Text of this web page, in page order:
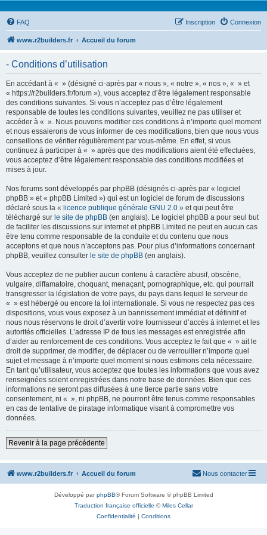
FAQ Connexion
Inscription
www.r2builders.fr Accueil du forum
- Conditions d’utilisation
En accédant à « » (désigné ci-après par « nous », « notre », « nos », « » et
« https://r2builders.fr/forum »), vous acceptez d’être légalement responsable
des conditions suivantes. Si vous n’acceptez pas d’être légalement
responsable de toutes les conditions suivantes, veuillez ne pas utiliser et
accéder à « ». Nous pouvons modifier ces conditions à n’importe quel moment
et nous essaierons de vous informer de ces modifications, bien que nous vous
conseillons de vérifier régulièrement par vous-même. En effet, si vous
continuez à participer à « » après que des modifications aient été effectuées,
vous acceptez d’être légalement responsable des conditions modifiées et
mises à jour.
Nos forums sont développés par phpBB (désignés ci-après par « logiciel
phpBB » et « phpBB Limited ») qui est un logiciel de forum de discussions
déclaré sous la « licence publique générale GNU 2.0 » et qui peut être
téléchargé sur le site de phpBB (en anglais). Le logiciel phpBB a pour seul but
de faciliter les discussions sur internet et phpBB Limited ne peut en aucun cas
être tenu comme responsable de la conduite et du contenu que nous
acceptons et que nous n’acceptons pas. Pour plus d’informations concernant
phpBB, veuillez consulter le site de phpBB (en anglais).
Vous acceptez de ne publier aucun contenu à caractère abusif, obscène,
vulgaire, diffamatoire, choquant, menaçant, pornographique, etc. qui pourrait
transgresser la législation de votre pays, du pays dans lequel le serveur de
« » est hébergé ou encore la loi internationale. Si vous ne respectez pas ces
dispositions, vous vous exposez à un bannissement immédiat et définitif et
nous nous réservons le droit d’avertir votre fournisseur d’accès à internet et les
autorités officielles. L’adresse IP de tous les messages est enregistrée afin
d’aider au renforcement de ces conditions. Vous acceptez le fait que « » ait le
droit de supprimer, de modifier, de déplacer ou de verrouiller n’importe quel
sujet et message à n’importe quel moment si nous estimons cela nécessaire.
En tant qu’utilisateur, vous acceptez que toutes les informations que vous avez
renseignées soient enregistrées dans notre base de données. Bien que ces
informations ne seront pas diffusées à une tierce partie sans votre
consentement, ni « », ni phpBB, ne pourront être tenus comme responsables
en cas de tentative de piratage informatique visant à compromettre vos
données.
Revenir à la page précédente
www.r2builders.fr Accueil du forum Nous contacter
Développé parphpBB® Forum Software © phpBB Limited
Traduction française officielle ©Miles Cellar
Confidentialité | Conditions